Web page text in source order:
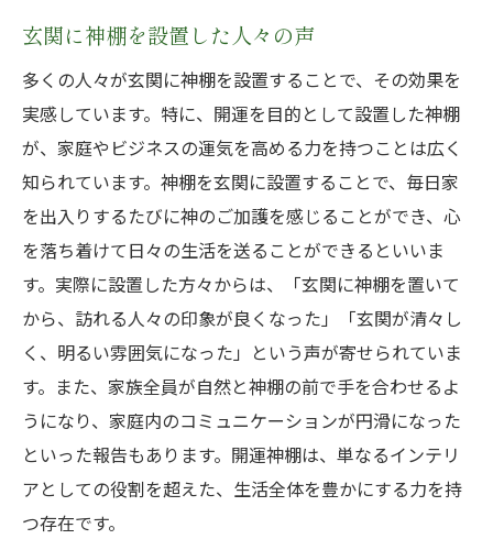
玄関に神棚を設置した人々の声
多くの人々が玄関に神棚を設置することで、その効果を
実感しています。特に、開運を目的として設置した神棚
が、家庭やビジネスの運気を高める力を持つことは広く
知られています。神棚を玄関に設置することで、毎日家
を出入りするたびに神のご加護を感じることができ、心
を落ち着けて日々の生活を送ることができるといいま
す。実際に設置した方々からは、「玄関に神棚を置いて
から、訪れる人々の印象が良くなった」「玄関が清々し
く、明るい雰囲気になった」という声が寄せられていま
す。また、家族全員が自然と神棚の前で手を合わせるよ
うになり、家庭内のコミュニケーションが円滑になった
といった報告もあります。開運神棚は、単なるインテリ
アとしての役割を超えた、生活全体を豊かにする力を持
つ存在です。